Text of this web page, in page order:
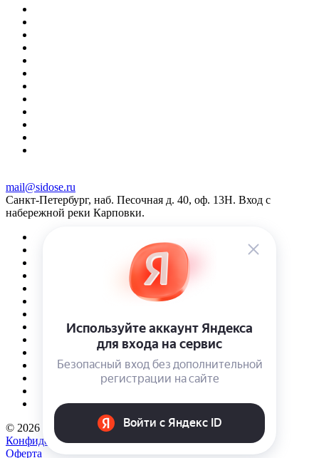
mail@sidose.ru
Санкт-Петербург, наб. Песочная д. 40, оф. 13Н. Вход с
набережной реки Карповки.
© 2026 Интернет-магазин Sidose
Конфиденциальность
Оферта